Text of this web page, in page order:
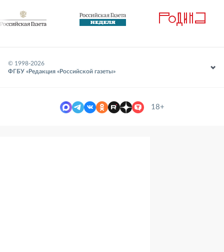
© 1998-2026
ФГБУ «Редакция «Российской газеты»
18+